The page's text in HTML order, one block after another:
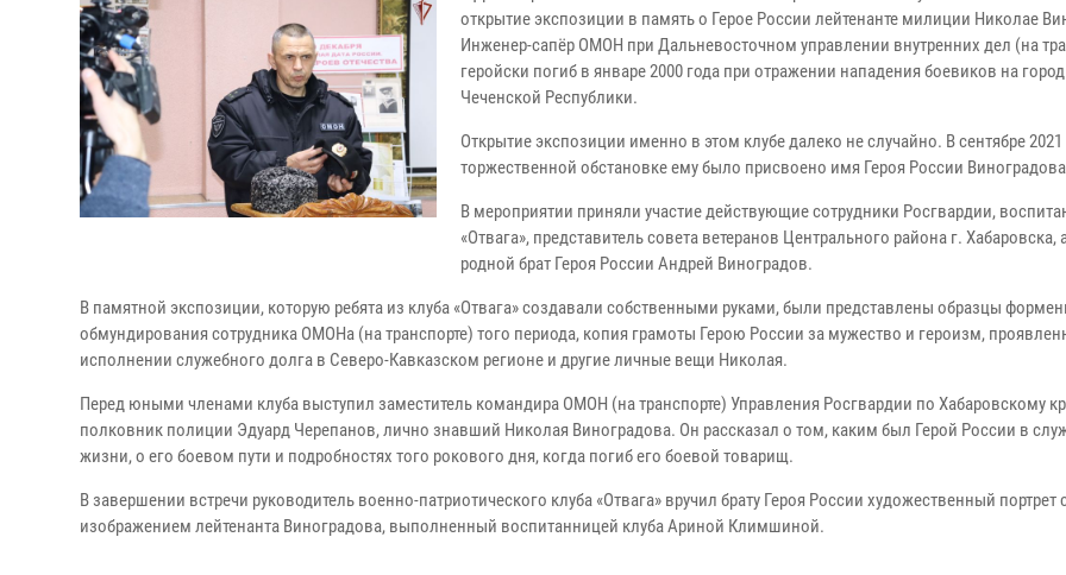
открытие экспозиции в память о Герое России лейтенанте милиции Николае
Инженер-сапёр ОМОН при Дальневосточном управлении внутренних дел (на
геройски погиб в январе 2000 года при отражении нападения боевиков на
Чеченской Республики.
Открытие экспозиции именно в этом клубе далеко не случайно. В сентябре 2021
торжественной обстановке ему было присвоено имя Героя России
В мероприятии приняли участие действующие сотрудники Росгвардии,
«Отвага», представитель совета ветеранов Центрального района г. Хабаровска,
родной брат Героя России Андрей Виноградов.
В памятной экспозиции, которую ребята из клуба «Отвага» создавали собственными руками, были представлены образцы
обмундирования сотрудника ОМОНа (на транспорте) того периода, копия грамоты Герою России за мужество и героизм,
исполнении служебного долга в Северо-Кавказском регионе и другие личные вещи Николая.
Перед юными членами клуба выступил заместитель командира ОМОН (на транспорте) Управления Росгвардии по Хабаровскому
полковник полиции Эдуард Черепанов, лично знавший Николая Виноградова. Он рассказал о том, каким был Герой России в
жизни, о его боевом пути и подробностях того рокового дня, когда погиб его боевой товарищ.
В завершении встречи руководитель военно-патриотического клуба «Отвага» вручил брату Героя России художественный портрет
изображением лейтенанта Виноградова, выполненный воспитанницей клуба Ариной Климшиной.